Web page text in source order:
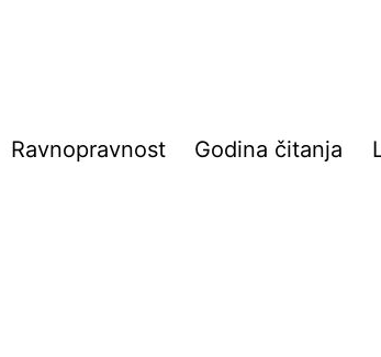
Ravnopravnost Godina čitanja